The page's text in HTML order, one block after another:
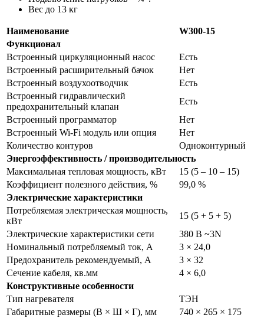
Вес до 13 кг
Наименование
W300-15
Функционал
Встроенный циркуляционный насос
Есть
Встроенный расширительный бачок
Нет
Встроенный воздухоотводчик
Есть
Встроенный гидравлический
предохранительный клапан
Есть
Встроенный программатор
Нет
Встроенный Wi-Fi модуль или опция
Нет
Количество контуров
Одноконтурный
Энергоэффективность / производительность
Максимальная тепловая мощность, кВт
15 (5 – 10 – 15)
Коэффициент полезного действия, %
99,0 %
Электрические характеристики
Потребляемая электрическая мощность,
кВт
15 (5 + 5 + 5)
Электрические характеристики сети
380 В ~3N
Номинальный потребляемый ток, А
3 × 24,0
Предохранитель рекомендуемый, А
3 × 32
Сечение кабеля, кв.мм
4 × 6,0
Конструктивные особенности
Тип нагревателя
ТЭН
Габаритные размеры (В × Ш × Г), мм
740 × 265 × 175